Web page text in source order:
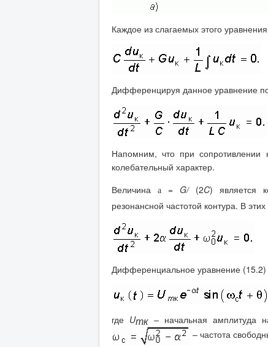
Каждое из слагаемых этого
Дифференцируя данное уравнение
Напомним, что при сопротивлении
колебательный характер.
Величинаa =G/ (2C) является
резонансной частотой контура. В
Дифференциальное уравнение
где Umк– начальная амплитуда
– частота